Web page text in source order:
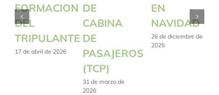
FORMACION
DEL
TRIPULANTE
17 de abril de 2026
DE
CABINA
DE
PASAJEROS
(TCP)
31 de marzo de
2026
EN
NAVIDAD
26 de diciembre de
2025